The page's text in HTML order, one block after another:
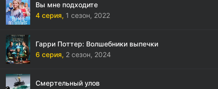
Вы мне подходите
4 серия, 1 сезон, 2022
Гарри Поттер: Волшебники выпечки
6 серия, 2 сезон, 2024
Смертельный улов